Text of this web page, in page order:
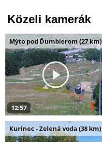
Közeli kamerák
Mýto pod Ďumbierom (27 km)
12:57
Kurinec - Zelená voda (38 km)